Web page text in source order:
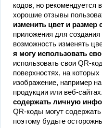
кодов, но рекомендуется
хорошие отзывы
изменить цвет и размер
приложения для
возможность изменять
я могу использовать
использовать свои QR-
поверхностях, на
изображение, например
продукции или веб-сайтах.
содержать личную
QR-коды могут
поэтому будьте